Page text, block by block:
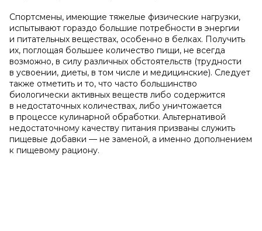
Спортсмены, имеющие тяжелые физические нагрузки,
испытывают гораздо большие потребности в энергии
и питательных веществах, особенно в белках. Получить
их, поглощая большее количество пищи, не всегда
возможно, в силу различных обстоятельств (трудности
в усвоении, диеты, в том числе и медицинские). Следует
также отметить и то, что часто большинство
биологически активных веществ либо содержится
в недостаточных количествах, либо уничтожается
в процессе кулинарной обработки. Альтернативой
недостаточному качеству питания призваны служить
пищевые добавки — не заменой, а именно дополнением
к пищевому рациону.